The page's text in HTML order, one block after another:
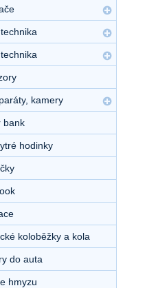
kamery
bank
hodinky
koloběžky a kola
do auta
hmyzu